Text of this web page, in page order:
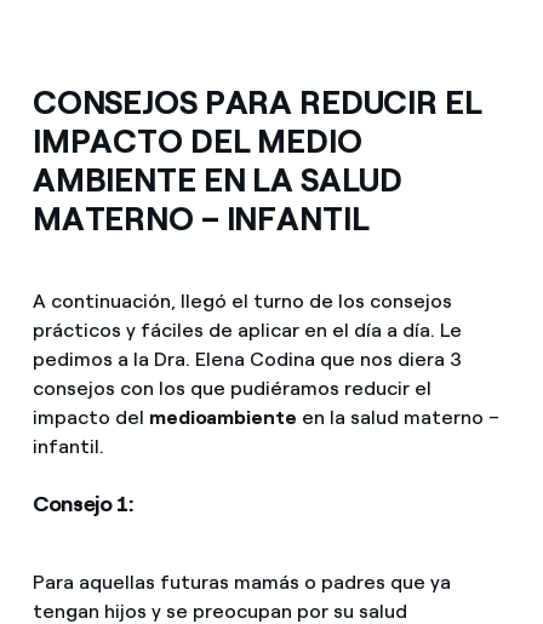
CONSEJOS PARA REDUCIR EL
IMPACTO DEL MEDIO
AMBIENTE EN LA SALUD
MATERNO – INFANTIL
A continuación, llegó el turno de los consejos
prácticos y fáciles de aplicar en el día a día. Le
pedimos a la Dra. Elena Codina que nos diera 3
consejos con los que pudiéramos reducir el
impacto del medioambiente en la salud materno –
infantil.
Consejo 1:
Para aquellas futuras mamás o padres que ya
tengan hijos y se preocupan por su salud